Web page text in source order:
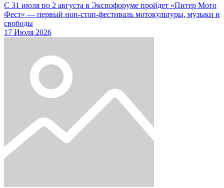
С 31 июля по 2 августа в Экспофоруме пройдет «Питер Мото
Фест» — первый нон-стоп-фестиваль мотокультуры, музыки и
свободы
17 Июля 2026